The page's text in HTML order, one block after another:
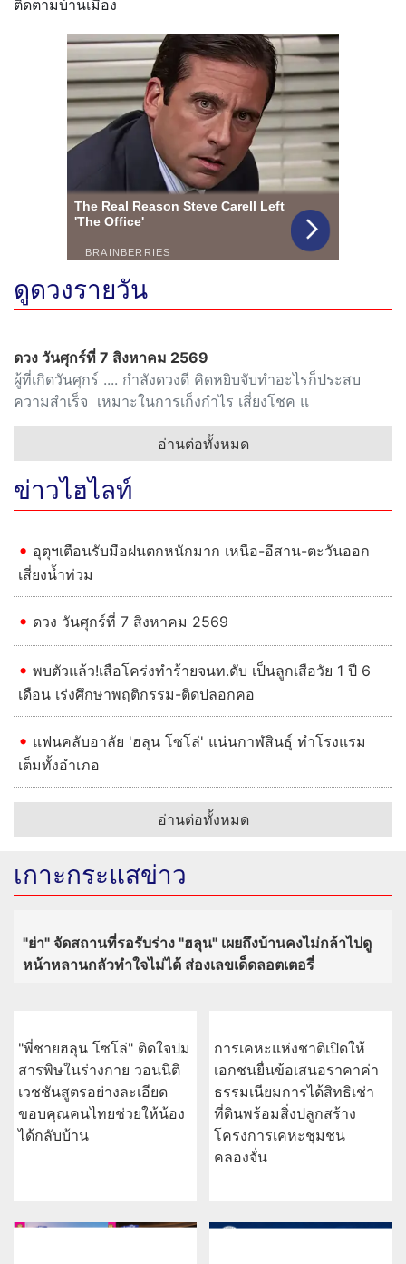
ติดตามบ้านเมือง
ดูดวงรายวัน
ดวง วันศุกร์ที่ 7 สิงหาคม 2569
ผู้ที่เกิดวันศุกร์ .... กำลังดวงดี คิดหยิบจับทำอะไรก็ประสบ
ความสำเร็จ เหมาะในการเก็งกำไร เสี่ยงโชค แ
อ่านต่อทั้งหมด
ข่าวไฮไลท์
Previous
Next
อุตุฯเตือนรับมือฝนตกหนักมาก เหนือ-อีสาน-ตะวันออก
เสี่ยงน้ำท่วม
ดวง วันศุกร์ที่ 7 สิงหาคม 2569
พบตัวแล้ว!เสือโคร่งทำร้ายจนท.ดับ เป็นลูกเสือวัย 1 ปี 6
เดือน เร่งศึกษาพฤติกรรม-ติดปลอกคอ
แฟนคลับอาลัย 'ฮลุน โซโล่' แน่นกาฬสินธุ์ ทำโรงแรม
เต็มทั้งอำเภอ
อ่านต่อทั้งหมด
เกาะกระแสข่าว
"ย่า" จัดสถานที่รอรับร่าง "ฮลุน" เผยถึงบ้านคงไม่กล้าไปดู
หน้าหลานกลัวทำใจไม่ได้ ส่องเลขเด็ดลอตเตอรี่
"พี่ชายฮลุน โซโล่" ติดใจปม
สารพิษในร่างกาย วอนนิติ
เวชชันสูตรอย่างละเอียด
ขอบคุณคนไทยช่วยให้น้อง
ได้กลับบ้าน
การเคหะแห่งชาติเปิดให้
เอกชนยื่นข้อเสนอราคาค่า
ธรรมเนียมการได้สิทธิเช่า
ที่ดินพร้อมสิ่งปลูกสร้าง
โครงการเคหะชุมชน
คลองจั่น